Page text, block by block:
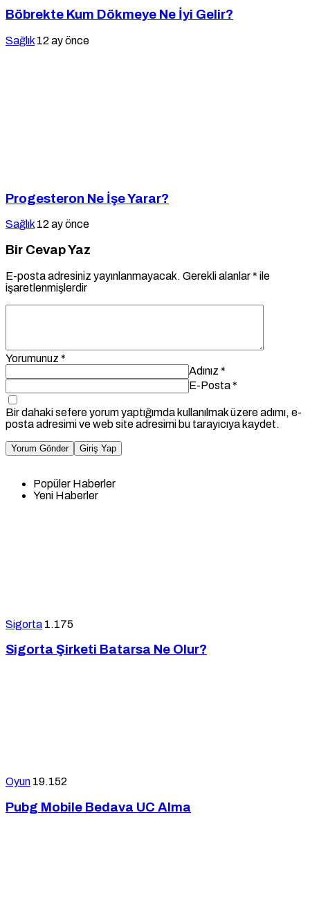
Böbrekte Kum Dökmeye Ne İyi Gelir?
Sağlık 12 ay önce
Progesteron Ne İşe Yarar?
Sağlık 12 ay önce
Bir Cevap Yaz
E-posta adresiniz yayınlanmayacak. Gerekli alanlar* ile
işaretlenmişlerdir
Yorumunuz *
Adınız *
E-Posta*
Bir dahaki sefere yorum yaptığımda kullanılmak üzere adımı, e-
posta adresimi ve web site adresimi bu tarayıcıya kaydet.
Yorum Gönder Giriş Yap
Popüler Haberler
Yeni Haberler
Sigorta 1.175
Sigorta Şirketi Batarsa Ne Olur?
Oyun 19.152
Pubg Mobile Bedava UC Alma